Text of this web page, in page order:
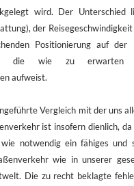
wird. Der Unterschied
der
Positionierung auf der
die wie zu
aufweist.
Vergleich mit der uns
ist insofern dienlich, da
notwendig ein fähiges und
wie in unserer
Die zu recht beklagte